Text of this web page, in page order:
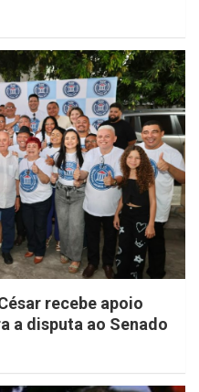
recebe apoio
a disputa ao Senado